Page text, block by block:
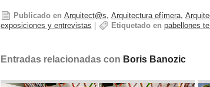
Publicado en Arquitect@s, Arquitectura efímera,
exposiciones y entrevistas
Etiquetado en pabellones
Entradas relacionadas con Boris Banozic